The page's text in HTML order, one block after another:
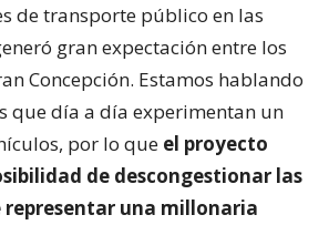
de transporte público en las
gran expectación entre los
Concepción. Estamos hablando
que día a día experimentan un
por lo que el proyecto
de descongestionar las
representar una millonaria